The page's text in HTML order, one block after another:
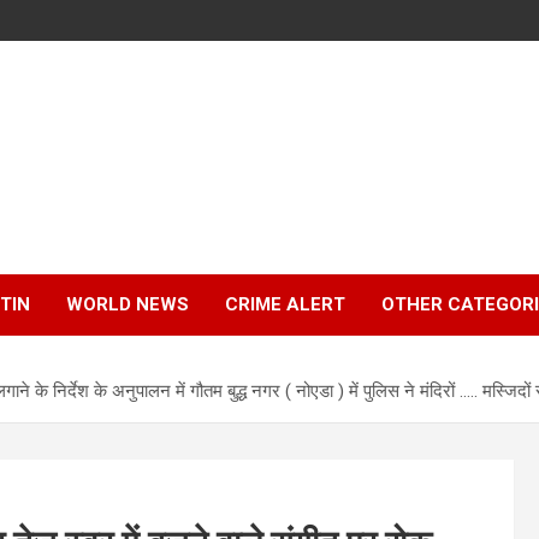
WORLD NEWS CRIME ALERT OTHER
के निर्देश के अनुपालन में गौतम बुद्ध नगर ( नोएडा ) में पुलिस ने मंदिरों ….. मस्जिदों